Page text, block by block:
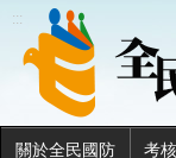
:::
關於全民國防 考